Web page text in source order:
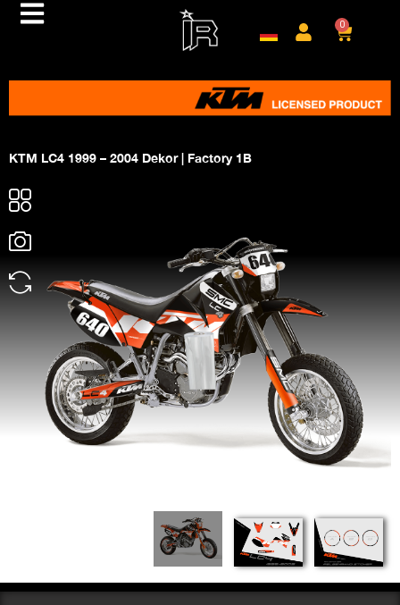
0
KTM LC4 1999 – 2004 Dekor | Factory 1B